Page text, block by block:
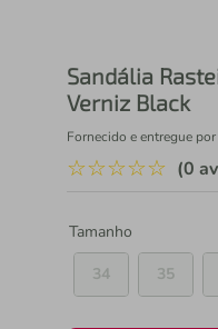
Sandália
Verniz Black
Fornecido e entregue
☆☆☆☆☆ (0
Tamanho
34
35